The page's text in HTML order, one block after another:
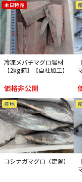
本日特売
冷凍メバチマグロ端材
【2kg箱】【自社加工】
価格非公開
産地
コシナガマグロ（定置）